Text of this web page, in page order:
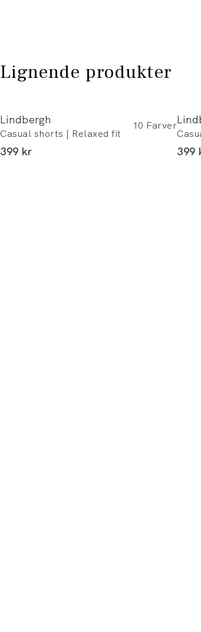
Lignende produkter
Lindbergh
Casual shorts | Relaxed fit
10 Farver
I alt (inkl. rabat)
399 kr I alt
399